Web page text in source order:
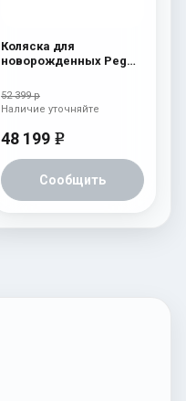
Коляска для
новорожденных Peg
Pop-Up) Atmosphere
52 399 р
48 199 e
Сообщить
Наличие уточняйте